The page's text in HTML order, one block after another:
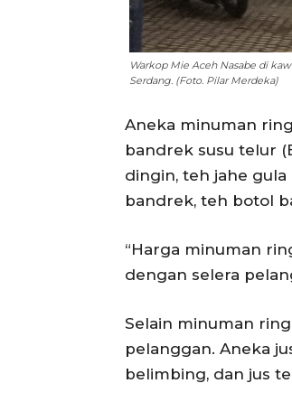
Warkop Mie Aceh Nasabe di
Serdang. (Foto. Pilar Merdeka)
Aneka minuman
bandrek susu telur
dingin, teh jahe gula
bandrek, teh botol
“Harga minuman
dengan selera
Selain minuman
pelanggan. Aneka
belimbing, dan jus